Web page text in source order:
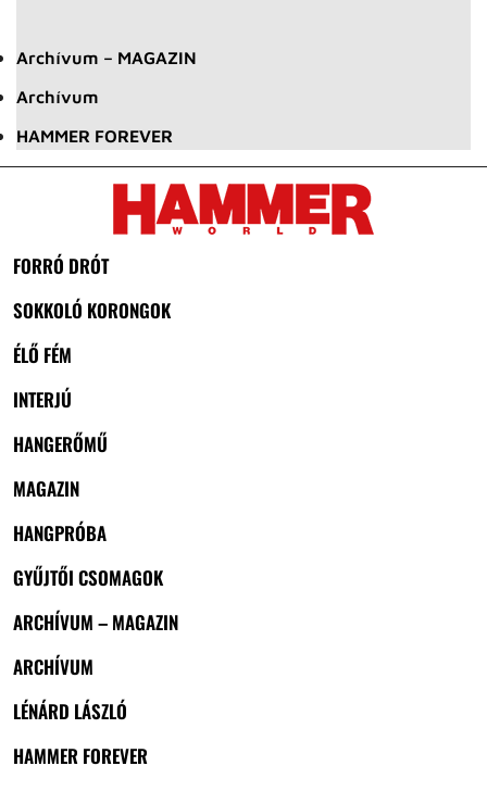
Archívum – MAGAZIN
Archívum
HAMMER FOREVER
FORRÓ DRÓT
SOKKOLÓ KORONGOK
ÉLŐ FÉM
INTERJÚ
HANGERŐMŰ
MAGAZIN
HANGPRÓBA
GYŰJTŐI CSOMAGOK
ARCHÍVUM – MAGAZIN
ARCHÍVUM
LÉNÁRD LÁSZLÓ
HAMMER FOREVER